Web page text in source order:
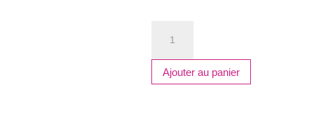
Ajouter au panier